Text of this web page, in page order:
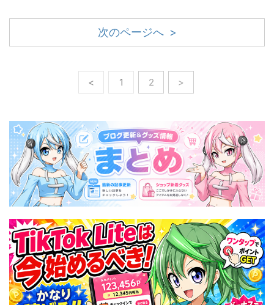
次のページへ >
< 1 2 >